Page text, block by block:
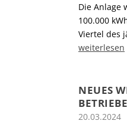
Die Anlage
100.000
Viertel des
weiterlesen
NEUES
BETRIEBE
20.03.2024